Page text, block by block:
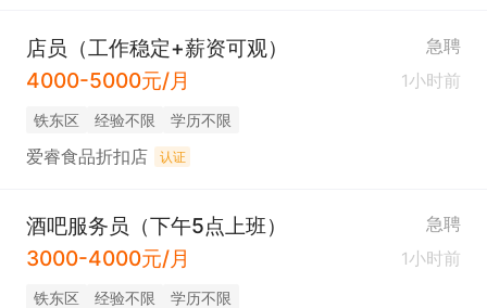
店员（工作稳定+薪资可观） 急聘
4000-5000元/月 1小时前
铁东区 经验不限 学历不限
爱睿食品折扣店 认证
酒吧服务员（下午5点上班） 急聘
3000-4000元/月 1小时前
铁东区 经验不限 学历不限